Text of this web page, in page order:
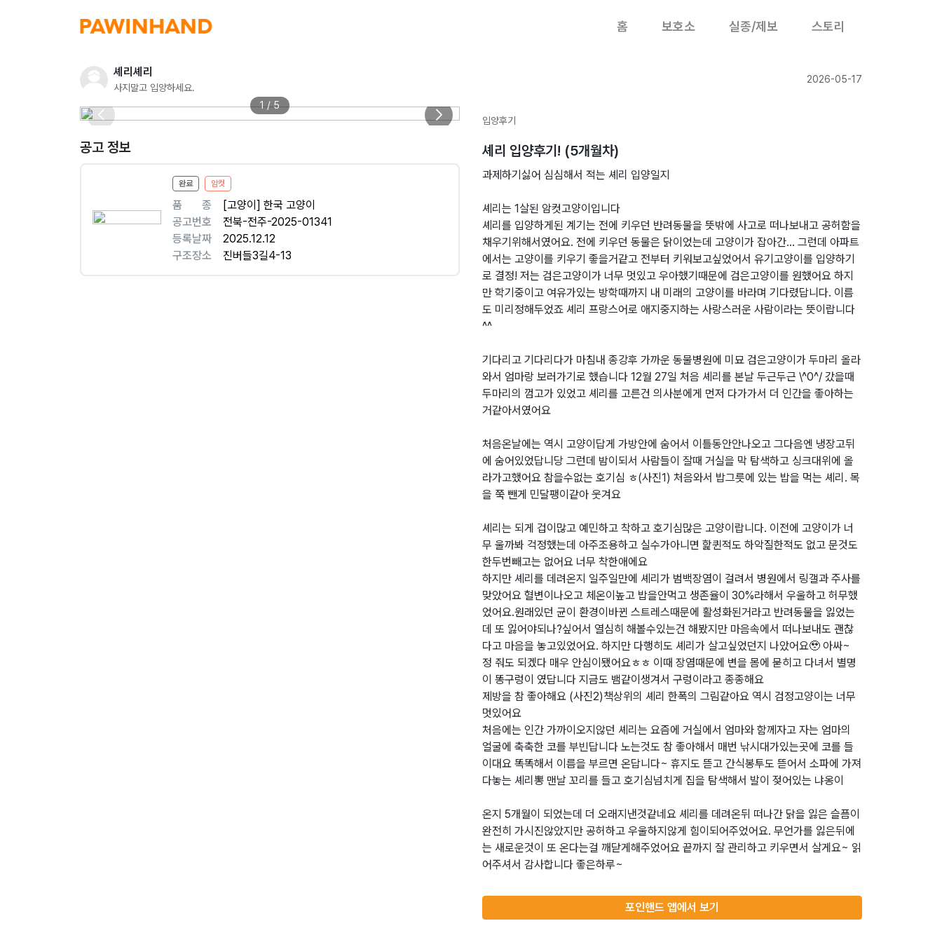
홈 보호소 실종/제보 스토리
셰리셰리
사지말고 입양하세요.
2026-05-17
1 / 5
공고 정보
완료 암컷
품ㅤㅤ종
[고양이] 한국 고양이
공고번호
전북-전주-2025-01341
등록날짜
2025.12.12
구조장소
진버들3길4-13
입양후기
셰리 입양후기! (5개월차)
과제하기싫어 심심해서 적는 셰리 입양일지
셰리는 1살된 암컷고양이입니다
셰리를 입양하게된 계기는 전에 키우던 반려동물을 뜻밖에 사고로 떠나보내고 공허함을
채우기위해서였어요. 전에 키우던 동물은 닭이었는데 고양이가 잡아간... 그런데 아파트
에서는 고양이를 키우기 좋을거같고 전부터 키워보고싶었어서 유기고양이를 입양하기
로 결정! 저는 검은고양이가 너무 멋있고 우아했기때문에 검은고양이를 원했어요 하지
만 학기중이고 여유가있는 방학때까지 내 미래의 고양이를 바라며 기다렸답니다. 이름
도 미리정해두었죠 셰리 프랑스어로 애지중지하는 사랑스러운 사람이라는 뜻이랍니다
^^
기다리고 기다리다가 마침내 종강후 가까운 동물병원에 미묘 검은고양이가 두마리 올라
와서 엄마랑 보러가기로 했습니다 12월 27일 처음 셰리를 본날 두근두근 \^0^/ 갔을때
두마리의 껌고가 있었고 셰리를 고른건 의사분에게 먼저 다가가서 더 인간을 좋아하는
거같아서였어요
처음온날에는 역시 고양이답게 가방안에 숨어서 이틀동안안나오고 그다음엔 냉장고뒤
에 숨어있었답니당 그런데 밤이되서 사람들이 잘때 거실을 막 탐색하고 싱크대위에 올
라가고했어요 참을수없는 호기심 ㅎ(사진1) 처음와서 밥그릇에 있는 밥을 먹는 셰리. 목
을 쭉 뺀게 민달팽이같아 웃겨요
셰리는 되게 겁이많고 예민하고 착하고 호기심많은 고양이랍니다. 이전에 고양이가 너
무 울까봐 걱정했는데 아주조용하고 실수가아니면 핥퀸적도 하악질한적도 없고 문것도
한두번빼고는 없어요 너무 착한애에요
하지만 셰리를 데려온지 일주일만에 셰리가 범백장염이 걸려서 병원에서 링갤과 주사를
맞았어요 혈변이나오고 체온이높고 밥을안먹고 생존율이 30%라해서 우울하고 허무했
었어요.원래있던 균이 환경이바뀐 스트레스때문에 활성화된거라고 반려동물을 잃었는
데 또 잃어야되나?싶어서 열심히 해볼수있는건 해봤지만 마음속에서 떠나보내도 괜찮
다고 마음을 놓고있었어요. 하지만 다행히도 셰리가 살고싶었던지 나았어요🥹 아싸~
정 줘도 되겠다 매우 안심이됐어요ㅎㅎ 이때 장염때문에 변을 몸에 묻히고 다녀서 별명
이 똥구렁이 였답니다 지금도 뱀같이생겨서 구렁이라고 종종해요
제방을 참 좋아해요 (사진2)책상위의 셰리 한폭의 그림같아요 역시 검정고양이는 너무
멋있어요
처음에는 인간 가까이오지않던 셰리는 요즘에 거실에서 엄마와 함께자고 자는 엄마의
얼굴에 축축한 코를 부빈답니다 노는것도 참 좋아해서 매번 낚시대가있는곳에 코를 들
이대요 똑똑해서 이름을 부르면 온답니다~ 휴지도 뜯고 간식봉투도 뜯어서 소파에 가져
다놓는 셰리뽕 맨날 꼬리를 들고 호기심넘치게 집을 탐색해서 발이 젖어있는 냐옹이
온지 5개월이 되었는데 더 오래지낸것같네요 셰리를 데려온뒤 떠나간 닭을 잃은 슬픔이
완전히 가시진않았지만 공허하고 우울하지않게 힘이되어주었어요. 무언가를 잃은뒤에
는 새로운것이 또 온다는걸 깨닫게해주었어요 끝까지 잘 관리하고 키우면서 살게요~ 읽
어주셔서 감사합니다 좋은하루~
포인핸드 앱에서 보기